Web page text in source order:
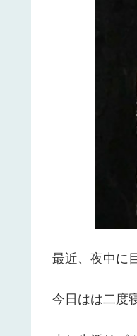
最近、夜中に
今日はは二度